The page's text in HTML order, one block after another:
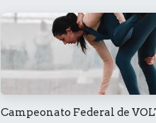
Campeonato Federal de